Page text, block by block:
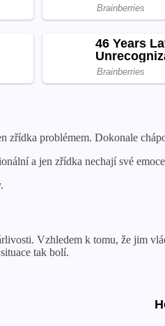
problémem. Dokonale
a jen zřídka nechají své
Vzhledem k tomu, že jim
tak bolí.